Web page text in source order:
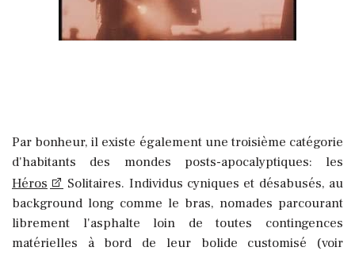
Par bonheur, il existe également une troisième catégorie
d'habitants des mondes posts-apocalyptiques: les
Héros
Solitaires. Individus cyniques et désabusés, au
background long comme le bras, nomades parcourant
librement l'asphalte loin de toutes contingences
matérielles à bord de leur bolide customisé (voir